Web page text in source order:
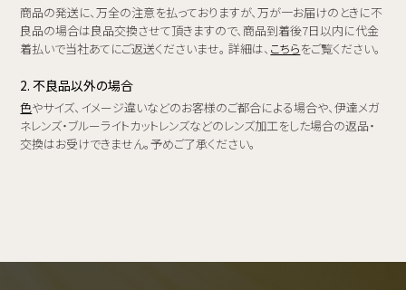
商品の発送に、万全の注意を払っておりますが、万が一お届けのときに不
良品の場合は良品交換させて頂きますので、商品到着後7日以内に代金
着払いで当社あてにご返送くださいませ。 詳細は、 こちらをご覧ください。
2. 不良品以外の場合
色やサイズ、イメージ違いなどのお客様のご都合による場合や、伊達メガ
ネレンズ・ブルーライトカットレンズなどのレンズ加工をした場合の返品・
交換はお受けできません。予めご了承ください。